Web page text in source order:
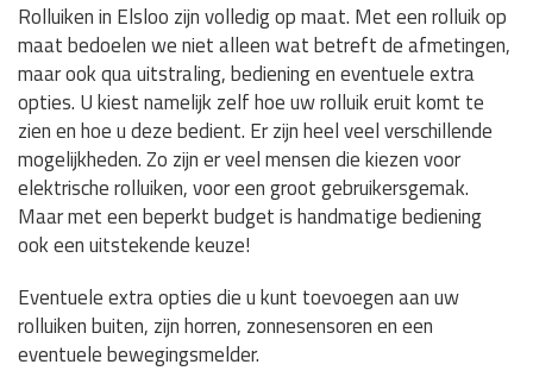
Rolluiken in Elsloo zijn volledig op maat. Met een rolluik op
maat bedoelen we niet alleen wat betreft de afmetingen,
maar ook qua uitstraling, bediening en eventuele extra
opties. U kiest namelijk zelf hoe uw rolluik eruit komt te
zien en hoe u deze bedient. Er zijn heel veel verschillende
mogelijkheden. Zo zijn er veel mensen die kiezen voor
elektrische rolluiken, voor een groot gebruikersgemak.
Maar met een beperkt budget is handmatige bediening
ook een uitstekende keuze!
Eventuele extra opties die u kunt toevoegen aan uw
rolluiken buiten, zijn horren, zonnesensoren en een
eventuele bewegingsmelder.